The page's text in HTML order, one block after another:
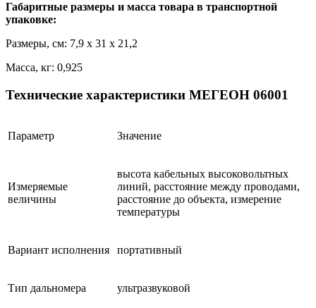
Габаритные размеры и масса товара в транспортной
упаковке:
Размеры, см: 7,9 x 31 x 21,2
Масса, кг: 0,925
Технические характеристики МЕГЕОН 06001
Параметр Значение
Измеряемые
величины
высота кабельных высоковольтных
линий, расстояние между проводами,
расстояние до объекта, измерение
температуры
Вариант исполнения портативный
Тип дальномера ультразвуковой